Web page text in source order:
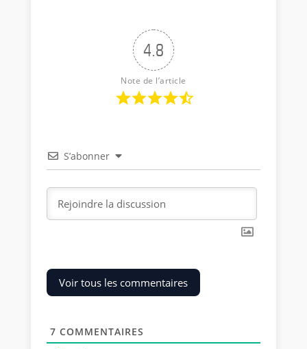
4.8
Note de l’article
S’abonner
Voir tous les commentaires
7 COMMENTAIRES